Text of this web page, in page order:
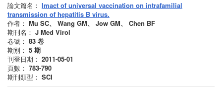
論文篇名： Imact of universal vaccination on intrafamilial
transmission of hepatitis B virus.
作者： Mu SC、 Wang GM、 Jow GM、 Chen BF
期刊名： J Med Virol
卷號： 83 卷
期別： 5 期
刊登日期： 2011-05-01
頁數： 783-790
期刊類型： SCI